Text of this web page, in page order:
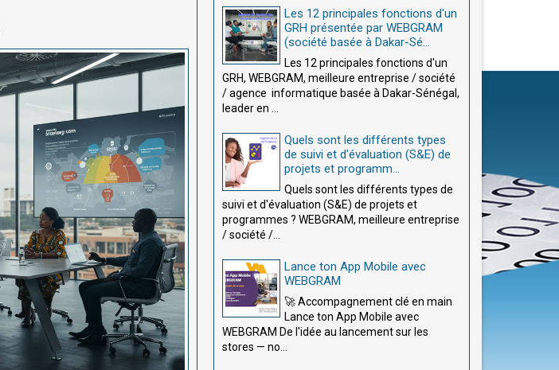
Les 12 principales fonctions d'un
GRH présentée par WEBGRAM
(société basée à Dakar-Sé...
Les 12 principales fonctions d'un
GRH, WEBGRAM, meilleure entreprise / société
/ agence informatique basée à Dakar-Sénégal,
leader en ...
Quels sont les différents types
de suivi et d'évaluation (S&E) de
projets et programm...
Quels sont les différents types de
suivi et d'évaluation (S&E) de projets et
programmes ? WEBGRAM, meilleure entreprise
/ société /...
Lance ton App Mobile avec
WEBGRAM
🚀 Accompagnement clé en main
Lance ton App Mobile avec
WEBGRAM De l'idée au lancement sur les
stores — no...